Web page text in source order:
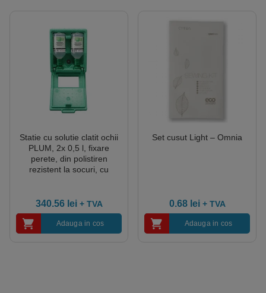
Statie cu solutie clatit ochii
PLUM, 2x 0,5 l, fixare
perete, din polistiren
rezistent la socuri, cu
340.56 lei + TVA
Adauga in cos
Set cusut Light – Omnia
0.68 lei + TVA
Adauga in cos